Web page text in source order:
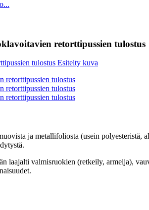
retorttipussien tulostus
ja metallifoliosta (usein polyesteristä,
laajalti valmisruokien (retkeily, armeija),